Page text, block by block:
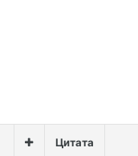
Цитата